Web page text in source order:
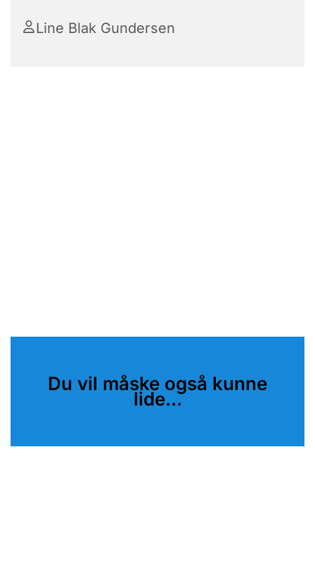
Line Blak Gundersen
Du vil måske også kunne
lide...